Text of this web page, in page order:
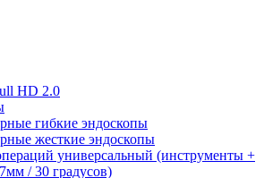
HD 2.0
гибкие эндоскопы
жесткие эндоскопы
универсальный (инструменты +
/ 30 градусов)